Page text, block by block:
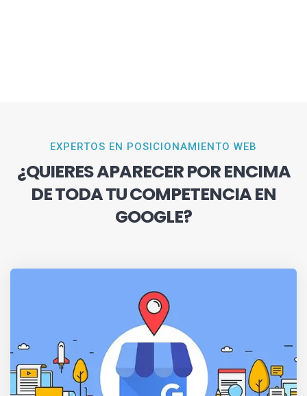
EXPERTOS EN POSICIONAMIENTO WEB
¿QUIERES APARECER POR ENCIMA
DE TODA TU COMPETENCIA EN
GOOGLE?